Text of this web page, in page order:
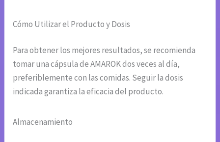
Cómo Utilizar el Producto y Dosis
Para obtener los mejores resultados, se recomienda
tomar una cápsula de AMAROK dos veces al día,
preferiblemente con las comidas. Seguir la dosis
indicada garantiza la eficacia del producto.
Almacenamiento